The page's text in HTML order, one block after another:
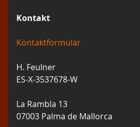
Kontakt
Kontaktformular
H. Feulner
ES-X-3537678-W
La Rambla 13
07003 Palma de Mallorca